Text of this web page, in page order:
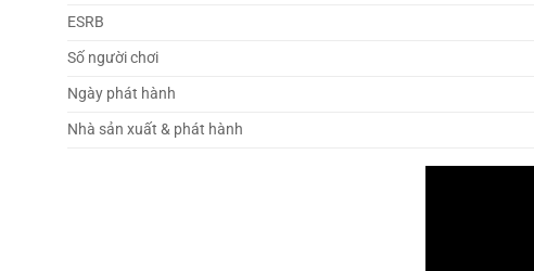
ESRB
Số người chơi
Ngày phát hành
Nhà sản xuất & phát hành